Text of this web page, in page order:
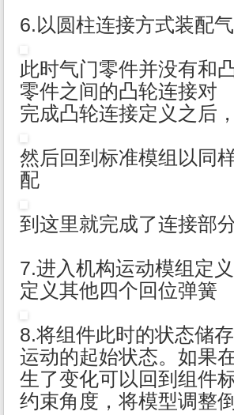
6.以圆柱连接方式装配
此时气门零件并没有和
零件之间的凸轮连接对
完成凸轮连接定义之后
然后回到标准模组以同
配
到这里就完成了连接部
7.进入机构运动模组定
定义其他四个回位弹簧
8.将组件此时的状态储
运动的起始状态。如果
生了变化可以回到组件
约束角度，将模型调整